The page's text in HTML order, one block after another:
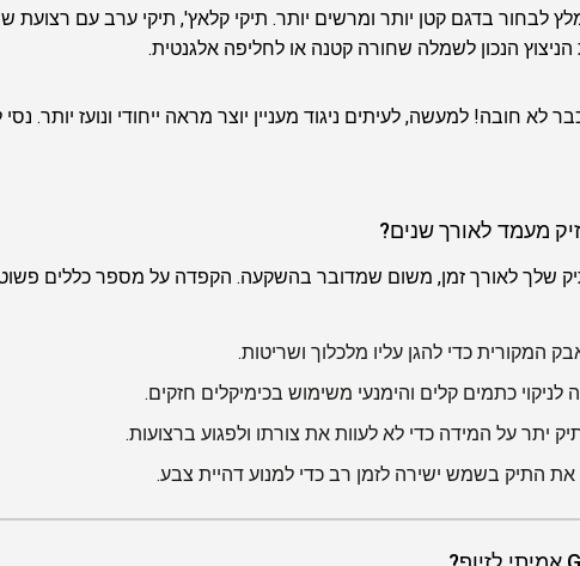
לבחור בדגם קטן יותר ומרשים יותר. תיקי קלאץ', תיקי ערב עם רצועת
הנכון לשמלה שחורה קטנה או לחליפה אלגנטית.
לא חובה! למעשה, לעיתים ניגוד מעניין יוצר מראה ייחודי ונועז יותר.
שלך לאורך זמן, משום שמדובר בהשקעה. הקפדה על מספר כללים
המקורית כדי להגן עליו מלכלוך ושריטות.
כתמים קלים והימנעי משימוש בכימיקלים חזקים.
יתר על המידה כדי לא לעוות את צורתו ולפגוע ברצועות.
התיק בשמש ישירה לזמן רב כדי למנוע דהיית צבע.